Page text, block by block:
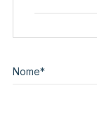
Nome*